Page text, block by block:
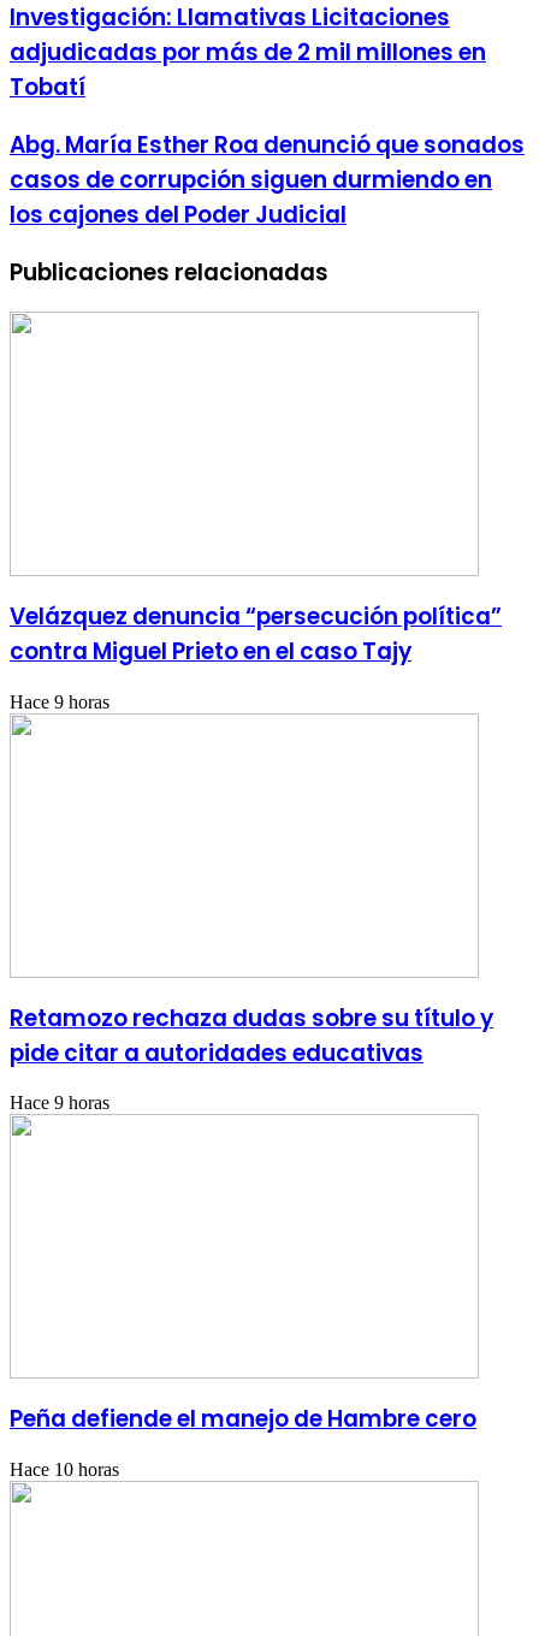
Investigación: Llamativas Licitaciones
adjudicadas por más de 2 mil millones en
Tobatí
Abg. María Esther Roa denunció que sonados
casos de corrupción siguen durmiendo en
los cajones del Poder Judicial
Publicaciones relacionadas
Velázquez denuncia “persecución política”
contra Miguel Prieto en el caso Tajy
Hace 9 horas
Retamozo rechaza dudas sobre su título y
pide citar a autoridades educativas
Hace 9 horas
Peña defiende el manejo de Hambre cero
Hace 10 horas